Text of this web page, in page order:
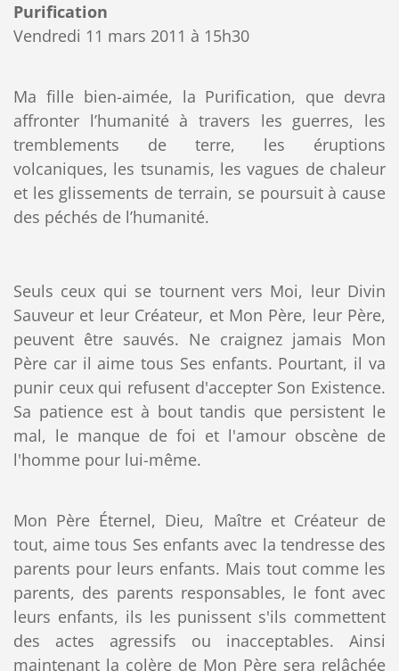
Purification
Vendredi 11 mars 2011 à 15h30
Ma fille bien-aimée, la Purification, que devra
affronter l’humanité à travers les guerres, les
tremblements de terre, les éruptions
volcaniques, les tsunamis, les vagues de chaleur
et les glissements de terrain, se poursuit à cause
des péchés de l’humanité.
Seuls ceux qui se tournent vers Moi, leur Divin
Sauveur et leur Créateur, et Mon Père, leur Père,
peuvent être sauvés. Ne craignez jamais Mon
Père car il aime tous Ses enfants. Pourtant, il va
punir ceux qui refusent d'accepter Son Existence.
Sa patience est à bout tandis que persistent le
mal, le manque de foi et l'amour obscène de
l'homme pour lui-même.
Mon Père Éternel, Dieu, Maître et Créateur de
tout, aime tous Ses enfants avec la tendresse des
parents pour leurs enfants. Mais tout comme les
parents, des parents responsables, le font avec
leurs enfants, ils les punissent s'ils commettent
des actes agressifs ou inacceptables. Ainsi
maintenant la colère de Mon Père sera relâchée